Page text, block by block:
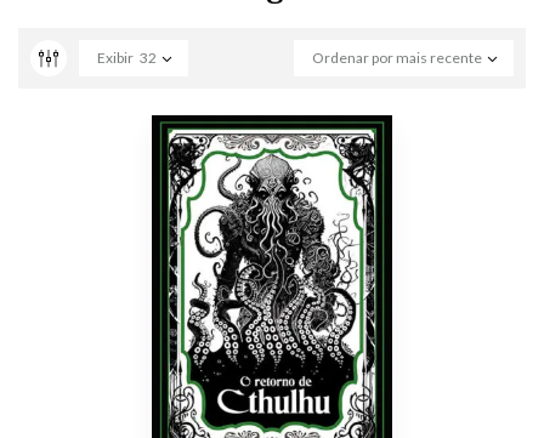
Ordenar por mais recente
Exibir 32